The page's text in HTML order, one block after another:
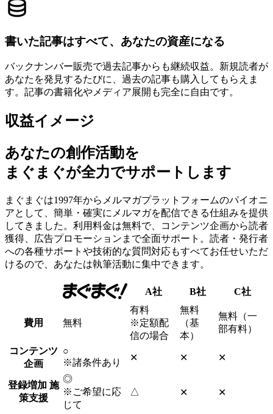
書いた記事はすべて、あなたの資産になる
バックナンバー販売で過去記事からも継続収益。新規読者が
あなたを発見するたびに、過去の記事も購入してもらえま
す。記事の書籍化やメディア展開も完全に自由です。
収益イメージ
あなたの創作活動を
まぐまぐが全力でサポートします
まぐまぐは1997年からメルマガプラットフォームのパイオニ
アとして、簡単・確実にメルマガを配信できる仕組みを提供
してきました。利用料金は無料で、コンテンツ企画から読者
獲得、広告プロモーションまで全面サポート。読者・発行者
への各種サポートや技術的な質問対応もすべてお任せいただ
けるので、あなたは執筆活動に集中できます。
A社 B社 C社
費用 無料
有料
※定額配
信の場合
無料
（基
本）
無料（一
部有料）
コンテンツ
企画
○
※諸条件あり
✕ ✕ ✕
登録増加 施
策支援
◎
※ご希望に応
じて
△ ✕ ✕